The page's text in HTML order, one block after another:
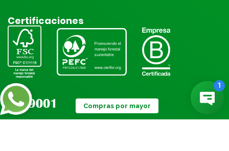
Certificaciones
Compras por mayor